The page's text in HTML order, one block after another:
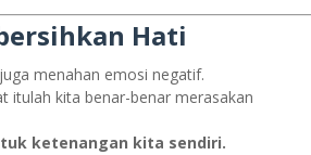
Hati
menahan emosi negatif.
itulah kita benar-benar merasakan
ketenangan kita sendiri.